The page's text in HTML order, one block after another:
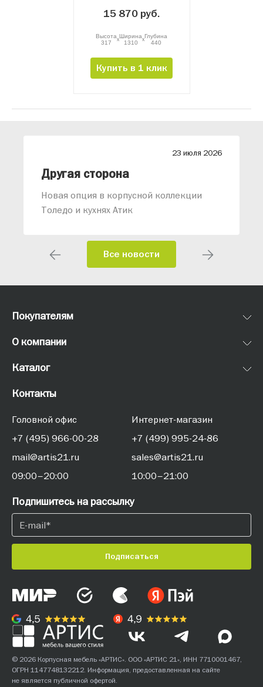
15 870 руб.
Высота
317
xШирина
1310
xГлубина
440
Купить в 1 клик
23 июля 2026
Другая сторона
Новая опция в корпусной коллекции
Толедо и кухнях Атик
Все новости
Покупателям
О компании
Каталог
Контакты
Головной офис
+7 (495) 966-00-28
mail@artis21.ru
09:00–20:00
Интернет-магазин
+7 (499) 995-24-86
sales@artis21.ru
10:00–21:00
Подпишитесь на рассылку
Подписаться
© 2026 Корпусная мебель «АРТИС». ООО «АРТИС 21», ИНН 7710001467,
ОГРН 1147748132212. Информация, предоставленная на сайте
не является публичной офертой.